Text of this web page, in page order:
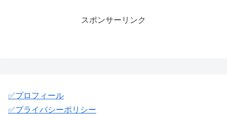
スポンサーリンク
✅️プロフィール
✅️プライバシーポリシー